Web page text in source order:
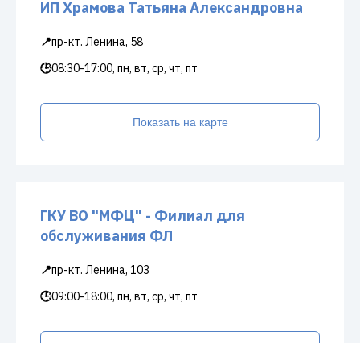
ИП Храмова Татьяна Александровна
📍пр-кт. Ленина, 58
🕒08:30-17:00, пн, вт, ср, чт, пт
Показать на карте
ГКУ ВО "МФЦ" - Филиал для
обслуживания ФЛ
📍пр-кт. Ленина, 103
🕒09:00-18:00, пн, вт, ср, чт, пт